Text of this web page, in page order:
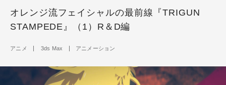
オレンジ流フェイシャルの最前線『TRIGUN
STAMPEDE』（1）R＆D編
アニメ 3ds Max アニメーション